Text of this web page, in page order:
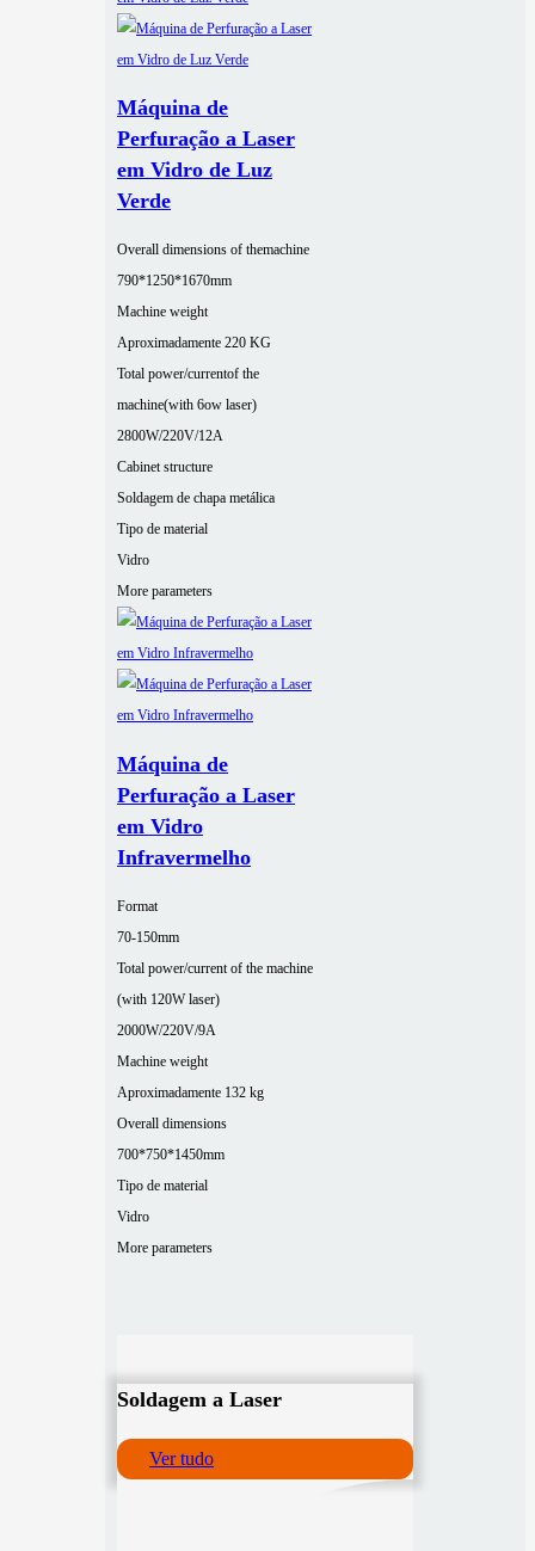
Máquina de
Perfuração a Laser
em Vidro de Luz
Verde
Overall dimensions of themachine
790*1250*1670mm
Machine weight
Aproximadamente 220 KG
Total power/currentof the
machine(with 6ow laser)
2800W/220V/12A
Cabinet structure
Soldagem de chapa metálica
Tipo de material
Vidro
More parameters
Máquina de
Perfuração a Laser
em Vidro
Infravermelho
Format
70-150mm
Total power/current of the machine
(with 120W laser)
2000W/220V/9A
Machine weight
Aproximadamente 132 kg
Overall dimensions
700*750*1450mm
Tipo de material
Vidro
More parameters
Soldagem a Laser
Ver tudo